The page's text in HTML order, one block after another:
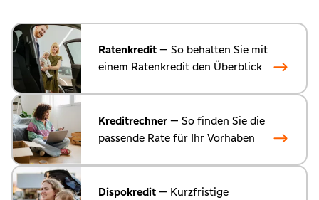
Ratenkredit — So behalten Sie mit
einem Ratenkredit den Überblick
Kreditrechner — So finden Sie die
passende Rate für Ihr Vorhaben
Dispokredit — Kurzfristige